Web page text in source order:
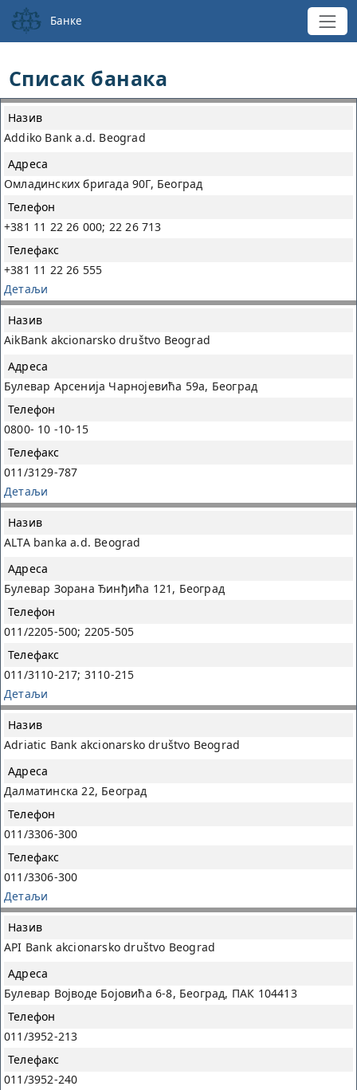
Банке
Списак банака
Назив
Адреса
Телефон
Телефакс
Addiko Bank a.d. Beograd
Омладинских бригада 90Г, Београд
+381 11 22 26 000; 22 26 713
+381 11 22 26 555
Детаљи
AikBank akcionarsko društvo Beograd
Булевар Арсенија Чарнојевића 59а, Београд
0800- 10 -10-15
011/3129-787
Детаљи
ALTA banka a.d. Beograd
Булевар Зорана Ђинђића 121, Београд
011/2205-500; 2205-505
011/3110-217; 3110-215
Детаљи
Adriatic Bank akcionarsko društvo Beograd
Далматинска 22, Београд
011/3306-300
011/3306-300
Детаљи
API Bank akcionarsko društvo Beograd
Булевар Војводе Бојовића 6-8, Београд, ПАК 104413
011/3952-213
011/3952-240